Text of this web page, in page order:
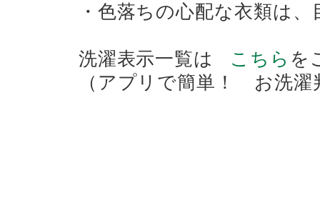
・色落ちの心配な衣類は
洗濯表示一覧は こちら を
（アプリで簡単！ お洗濯